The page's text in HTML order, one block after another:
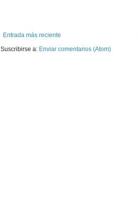
Entrada más reciente
Suscribirse a: Enviar comentarios (Atom)